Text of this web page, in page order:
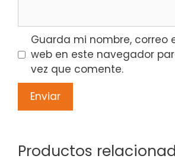
Guarda mi nombre, correo
web en este navegador
vez que comente.
Productos